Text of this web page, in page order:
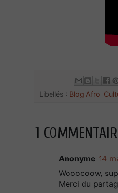
Libellés : Blog Afro
1
Anonyme 14
Woooooow,
Merci du